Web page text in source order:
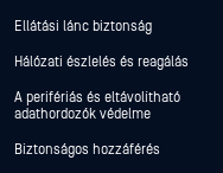
Ellátási lánc biztonság
Hálózati észlelés és reagálás
A perifériás és eltávolítható
adathordozók védelme
Biztonságos hozzáférés